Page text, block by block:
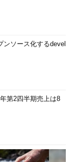
ソース化するdevel
第2四半期売上は8